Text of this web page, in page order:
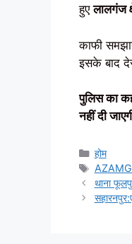
हुएलालगंज
काफी
इसके बाद
पुलिस का
नहीं दी
होम
Tags
थाना